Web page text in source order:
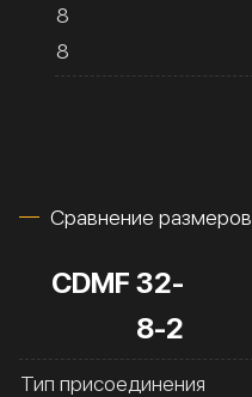
8
8
Сравнение размеров
CDMF 32-
8-2
Тип присоединения